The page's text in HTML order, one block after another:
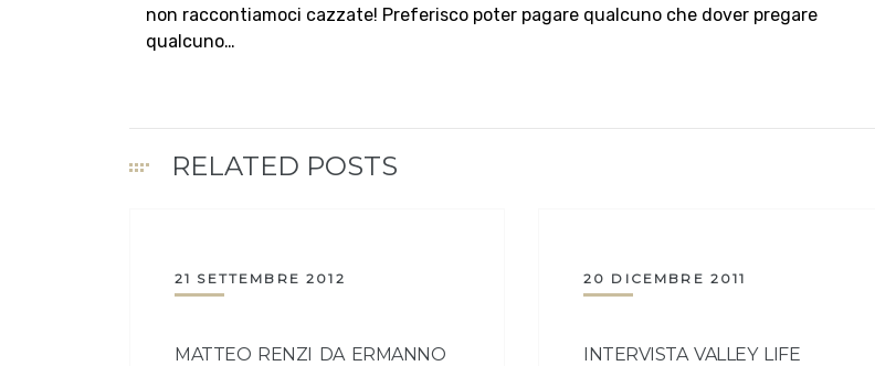
non raccontiamoci cazzate! Preferisco poter pagare qualcuno che dover pregare
qualcuno…
RELATED POSTS
21 SETTEMBRE 2012
MATTEO RENZI DA ERMANNO
20 DICEMBRE 2011
INTERVISTA VALLEY LIFE